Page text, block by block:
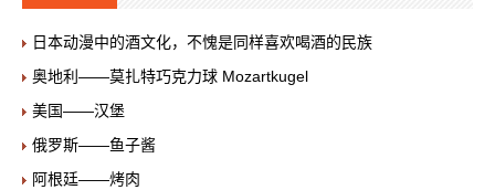
日本动漫中的酒文化，不愧是同样喜欢喝酒的民族
奥地利——莫扎特巧克力球 Mozartkugel
美国——汉堡
俄罗斯——鱼子酱
阿根廷——烤肉